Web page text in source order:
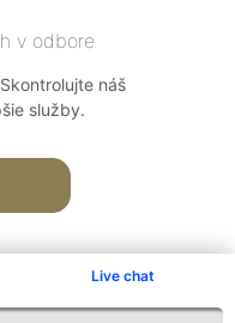
Live chat
v odbore
náš
služby.